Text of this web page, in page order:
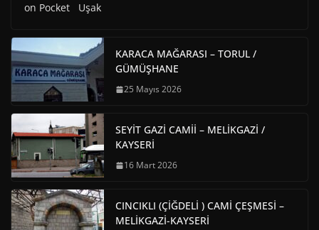
on Pocket Uşak
KARACA MAĞARASI – TORUL /
GÜMÜŞHANE
25 Mayıs 2026
SEYİT GAZİ CAMİİ – MELİKGAZİ /
KAYSERİ
16 Mart 2026
CINCIKLI (ÇİĞDELİ ) CAMİ ÇEŞMESİ –
MELİKGAZİ-KAYSERİ